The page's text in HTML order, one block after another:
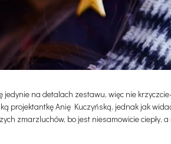
jedynie na detalach zestawu, więc nie
projektantkę Anię Kuczyńską, jednak jak
zmarzluchów, bo jest niesamowicie ciepły,